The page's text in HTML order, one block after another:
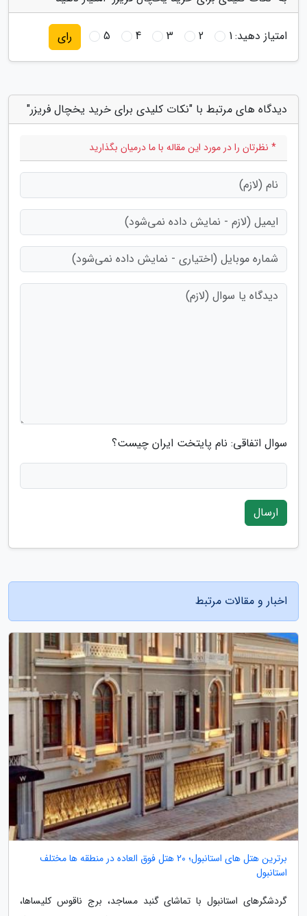
امتیاز دهید:1
2
3
4
5 رای
دیدگاه های مرتبط با "نکات کلیدی برای خرید یخچال فریزر"
* نظرتان را در مورد این مقاله با ما درمیان بگذارید
سوال اتفاقی: نام پایتخت ایران چیست؟
ارسال
اخبار و مقالات مرتبط
برترین هتل های استانبول؛ 20 هتل فوق العاده در منطقه ها مختلف
استانبول
گردشگرهای استانبول با تماشای گنبد مساجد، برج ناقوس کلیساها،